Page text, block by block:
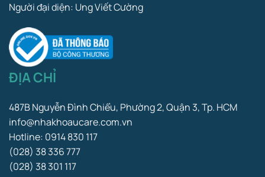
Người đại diện: Ung Viết Cường
ĐỊA CHỈ
487B Nguyễn Đình Chiểu, Phường 2, Quận 3, Tp. HCM
info@nhakhoaucare.com.vn
Hotline: 0914 830 117
(028) 38 336 777
(028) 38 301 117